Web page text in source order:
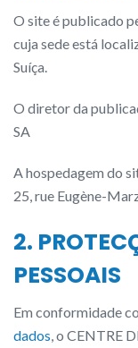
O site é publicado
cuja sede está
Suíça.
O diretor da
SA
A hospedagem do
25, rue Eugène-
2.
PESSOAIS
Em conformidade
dados , o CENTRE